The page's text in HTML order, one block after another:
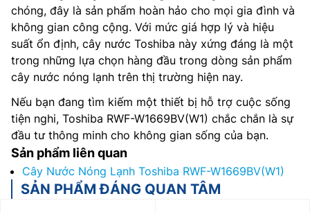
chóng, đây là sản phẩm hoàn hảo cho mọi gia đình và
không gian công cộng. Với mức giá hợp lý và hiệu
suất ổn định, cây nước Toshiba này xứng đáng là một
trong những lựa chọn hàng đầu trong dòng sản phẩm
cây nước nóng lạnh trên thị trường hiện nay.
Nếu bạn đang tìm kiếm một thiết bị hỗ trợ cuộc sống
tiện nghi, Toshiba RWF-W1669BV(W1) chắc chắn là sự
đầu tư thông minh cho không gian sống của bạn.
Sản phẩm liên quan
Cây Nước Nóng Lạnh Toshiba RWF-W1669BV(W1)
SẢN PHẨM ĐÁNG QUAN TÂM